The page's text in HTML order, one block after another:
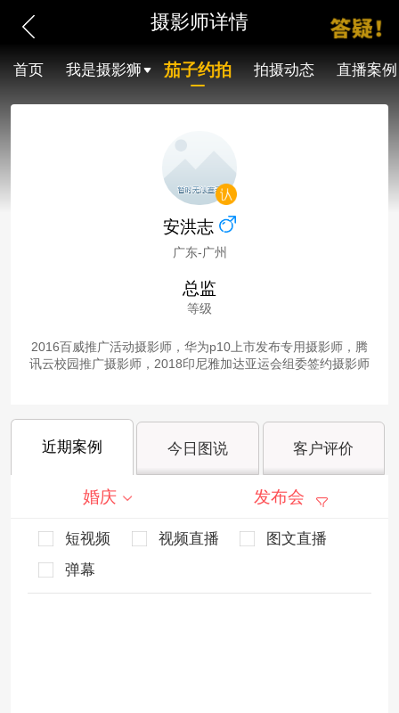
摄影师详情
首页 我是摄影狮 茄子约拍 拍摄动态 直播案例
安洪志
广东-广州
总监
等级
2016百威推广活动摄影师，华为p10上市发布专用摄影师，腾
讯云校园推广摄影师，2018印尼雅加达亚运会组委签约摄影师
近期案例 今日图说 客户评价
婚庆 发布会
短视频 视频直播
图文直播
弹幕